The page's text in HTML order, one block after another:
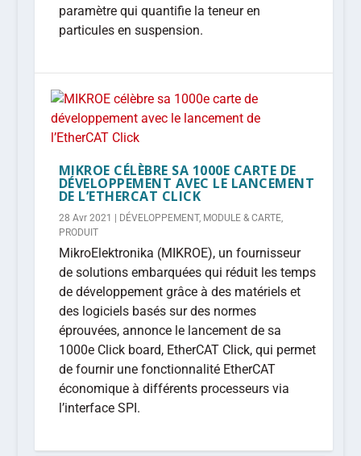
paramètre qui quantifie la teneur en
particules en suspension.
MIKROE CÉLÈBRE SA 1000E CARTE DE
DÉVELOPPEMENT AVEC LE LANCEMENT
DE L’ETHERCAT CLICK
28 Avr 2021 DÉVELOPPEMENT, MODULE & CARTE,
PRODUIT
MikroElektronika (MIKROE), un fournisseur
de solutions embarquées qui réduit les temps
de développement grâce à des matériels et
des logiciels basés sur des normes
éprouvées, annonce le lancement de sa
1000e Click board, EtherCAT Click, qui permet
de fournir une fonctionnalité EtherCAT
économique à différents processeurs via
l’interface SPI.